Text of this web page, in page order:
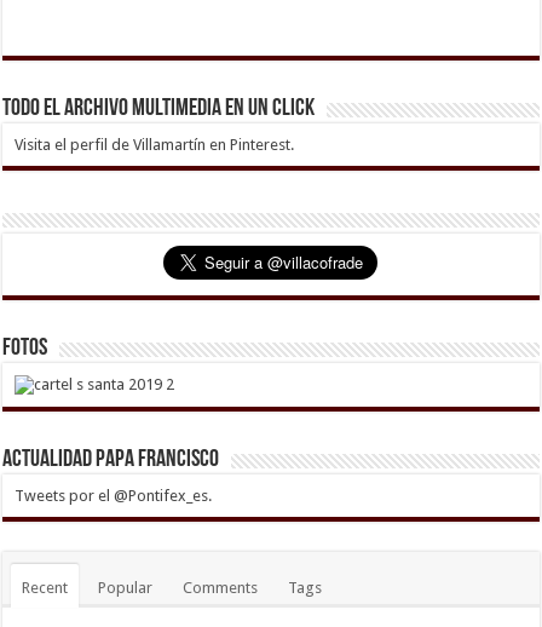
Todo el archivo multimedia en un click
Visita el perfil de Villamartín en Pinterest.
Fotos
Actualidad Papa Francisco
Tweets por el @Pontifex_es.
Recent Popular Comments Tags